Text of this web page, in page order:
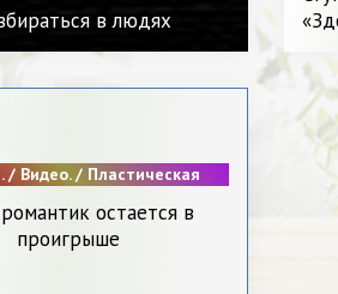
в людях
/ Видео. / Пластическая
- Разное
остается в
проигрыше